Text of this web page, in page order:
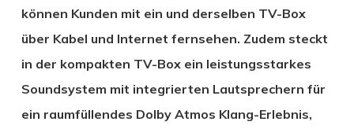
können Kunden mit ein und derselben TV-Box
über Kabel und Internet fernsehen. Zudem steckt
in der kompakten TV-Box ein leistungsstarkes
Soundsystem mit integrierten Lautsprechern für
ein raumfüllendes Dolby Atmos Klang-Erlebnis,